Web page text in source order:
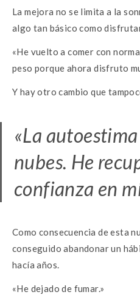
La mejora no se limita a la
algo tan básico como
«He vuelto a comer con
peso porque ahora disfruto
Y hay otro cambio que
«La
nubes. He
confianza en
Como consecuencia de esta
conseguido abandonar un
hacía años.
«He dejado de fumar.»